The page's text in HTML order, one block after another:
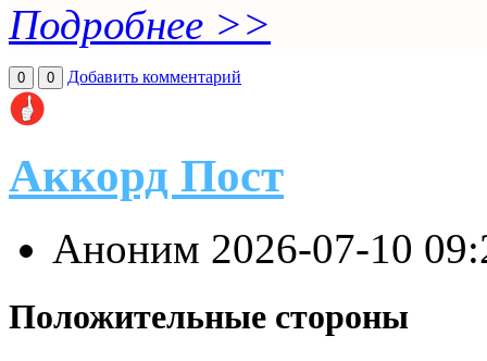
Подробнее >>
0 0 Добавить комментарий
Аккорд Пост
Аноним 2026-07-10
Положительные стороны